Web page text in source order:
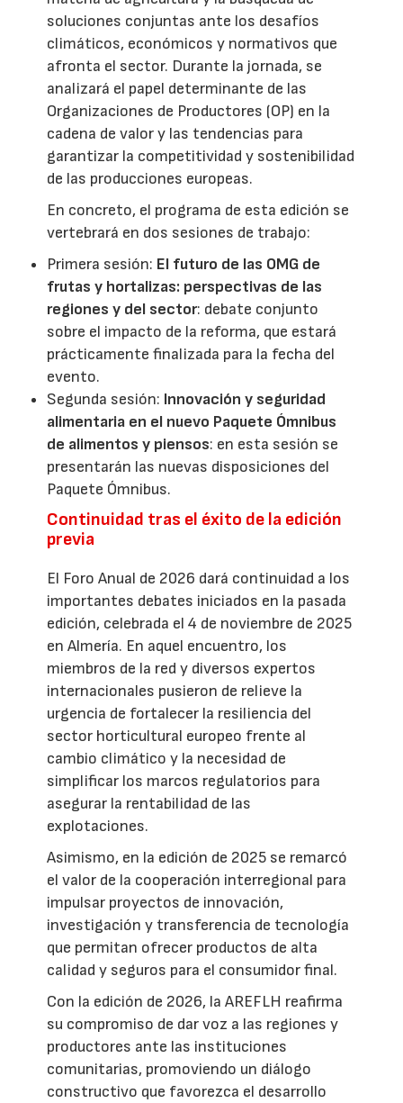
soluciones conjuntas ante los desafíos
climáticos, económicos y normativos que
afronta el sector. Durante la jornada, se
analizará el papel determinante de las
Organizaciones de Productores (OP) en la
cadena de valor y las tendencias para
garantizar la competitividad y sostenibilidad
de las producciones europeas.
En concreto, el programa de esta edición se
vertebrará en dos sesiones de trabajo:
Primera sesión: El futuro de las OMG de
frutas y hortalizas: perspectivas de las
regiones y del sector: debate conjunto
sobre el impacto de la reforma, que estará
prácticamente finalizada para la fecha del
evento.
Segunda sesión: Innovación y seguridad
alimentaria en el nuevo Paquete Ómnibus
de alimentos y piensos: en esta sesión se
presentarán las nuevas disposiciones del
Paquete Ómnibus.
Continuidad tras el éxito de la edición
previa
El Foro Anual de 2026 dará continuidad a los
importantes debates iniciados en la pasada
edición, celebrada el 4 de noviembre de 2025
en Almería. En aquel encuentro, los
miembros de la red y diversos expertos
internacionales pusieron de relieve la
urgencia de fortalecer la resiliencia del
sector horticultural europeo frente al
cambio climático y la necesidad de
simplificar los marcos regulatorios para
asegurar la rentabilidad de las
explotaciones.
Asimismo, en la edición de 2025 se remarcó
el valor de la cooperación interregional para
impulsar proyectos de innovación,
investigación y transferencia de tecnología
que permitan ofrecer productos de alta
calidad y seguros para el consumidor final.
Con la edición de 2026, la AREFLH reafirma
su compromiso de dar voz a las regiones y
productores ante las instituciones
comunitarias, promoviendo un diálogo
constructivo que favorezca el desarrollo